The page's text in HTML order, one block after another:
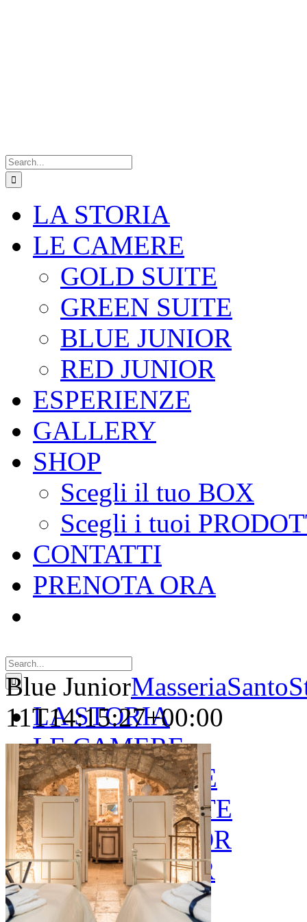
for:
LA STORIA
LE CAMERE
GOLD SUITE
GREEN SUITE
BLUE JUNIOR
RED JUNIOR
ESPERIENZE
GALLERY
SHOP
Scegli il tuo BOX
Scegli i tuoi
CONTATTI
PRENOTA ORA
for:
LA STORIA
LE CAMERE
GOLD SUITE
GREEN SUITE
BLUE JUNIOR
RED JUNIOR
ESPERIENZE
Blue Junior
11T14:15:27+00:00